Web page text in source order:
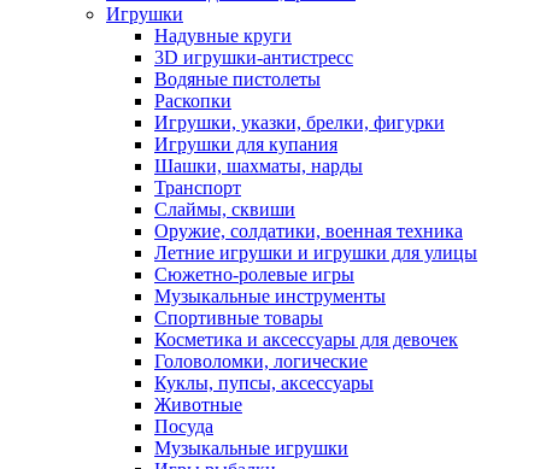
Игрушки
Надувные круги
3D игрушки-антистресс
Водяные пистолеты
Раскопки
Игрушки, указки, брелки, фигурки
Игрушки для купания
Шашки, шахматы, нарды
Транспорт
Слаймы, сквиши
Оружие, солдатики, военная техника
Летние игрушки и игрушки для улицы
Сюжетно-ролевые игры
Музыкальные инструменты
Спортивные товары
Косметика и аксессуары для девочек
Головоломки, логические
Куклы, пупсы, аксессуары
Животные
Посуда
Музыкальные игрушки